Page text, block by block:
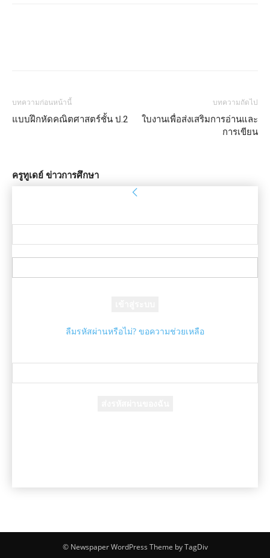
บทความก่อนหน้านี้
แบบฝึกหัดคณิตศาสตร์ชั้น ป.2
บทความถัดไป
ใบงานเพื่อส่งเสริมการอ่านและ
การเขียน
ครูทูเดย์ ข่าวการศึกษา
ลืมรหัสผ่านหรือไม่? ขอความช่วยเหลือ
© Newspaper WordPress Theme by TagDiv